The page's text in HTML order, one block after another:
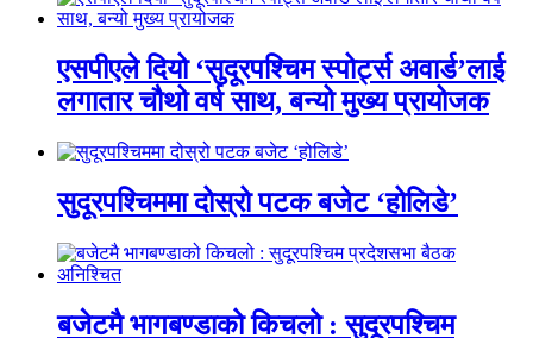
एसपीएले दियो ‘सुदूरपश्चिम स्पोर्ट्स अवार्ड’लाई
लगातार चौथो वर्ष साथ, बन्यो मुख्य प्रायोजक
सुदूरपश्चिममा दोस्रो पटक बजेट ‘होलिडे’
बजेटमै भागबण्डाको किचलो : सुदूरपश्चिम